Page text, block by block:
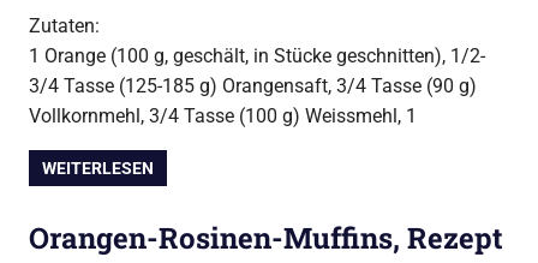
Zutaten:
1 Orange (100 g, geschält, in Stücke geschnitten), 1/2-
3/4 Tasse (125-185 g) Orangensaft, 3/4 Tasse (90 g)
Vollkornmehl, 3/4 Tasse (100 g) Weissmehl, 1
WEITERLESEN
Orangen-Rosinen-Muffins, Rezept